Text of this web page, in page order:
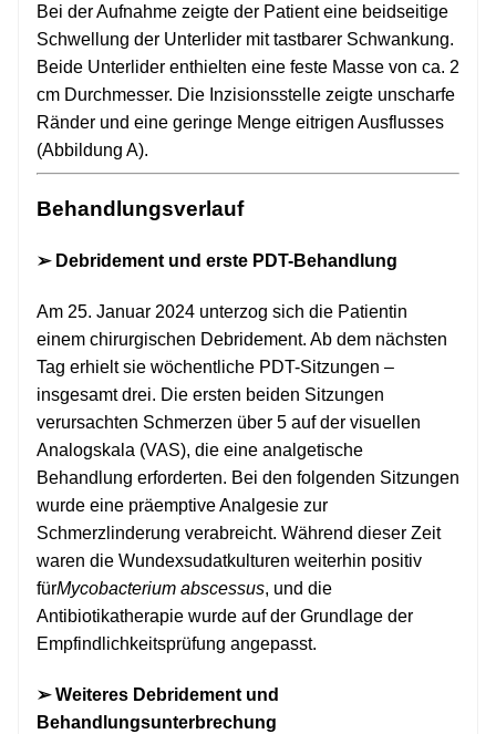
Bei der Aufnahme zeigte der Patient eine beidseitige
Schwellung der Unterlider mit tastbarer Schwankung.
Beide Unterlider enthielten eine feste Masse von ca. 2
cm Durchmesser. Die Inzisionsstelle zeigte unscharfe
Ränder und eine geringe Menge eitrigen Ausflusses
(Abbildung A).
Behandlungsverlauf
➢ Debridement und erste PDT-Behandlung
Am 25. Januar 2024 unterzog sich die Patientin
einem chirurgischen Debridement. Ab dem nächsten
Tag erhielt sie wöchentliche PDT-Sitzungen –
insgesamt drei. Die ersten beiden Sitzungen
verursachten Schmerzen über 5 auf der visuellen
Analogskala (VAS), die eine analgetische
Behandlung erforderten. Bei den folgenden Sitzungen
wurde eine präemptive Analgesie zur
Schmerzlinderung verabreicht. Während dieser Zeit
waren die Wundexsudatkulturen weiterhin positiv
fürMycobacterium abscessus, und die
Antibiotikatherapie wurde auf der Grundlage der
Empfindlichkeitsprüfung angepasst.
➢ Weiteres Debridement und
Behandlungsunterbrechung